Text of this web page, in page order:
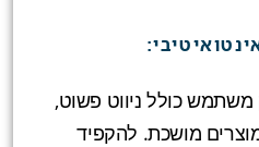
כולל ניווט פשוט,
מוצרים מושכת. להקפיד